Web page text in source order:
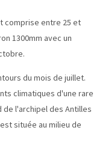
comprise entre 25 et
1300mm avec un
du mois de juillet.
climatiques d'une rare
l'archipel des Antilles
située au milieu de